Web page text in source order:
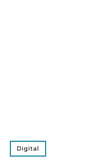
Digital